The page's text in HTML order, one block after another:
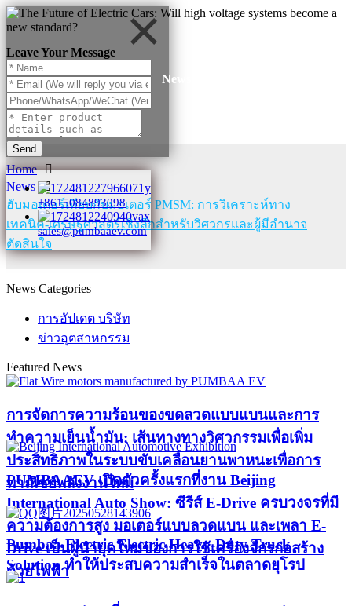
Leave Your Message
Send
+8615084893098
sales@pumbaaev.com
News
Home
News
ฮับมอเตอร์เทียบกับมอเตอร์ PMSM: การวิเคราะห์ทาง
เทคนิค-เศรษฐศาสตร์เชิงลึกสำหรับวิศวกรและผู้มีอำนาจ
ตัดสินใจ
News Categories
การอัปเดต บริษัท
ข่าวอุตสาหกรรม
Featured News
การจัดการความร้อนของขดลวดแบบแบนและการ
ทำความเย็นน้ำมัน: เส้นทางทางวิศวกรรมเพื่อเพิ่ม
ประสิทธิภาพในระบบขับเคลื่อนยานพาหนะเพื่อการ
พาณิชย์พลังงานใหม่
PUMBAAEV เปิดตัวครั้งแรกที่งาน Beijing
International Auto Show: ซีรีส์ E-Drive ครบวงจรที่มี
ความต้องการสูง มอเตอร์แบบลวดแบน และเพลา E-
Drive เป็นผู้นำยุคใหม่ของการใช้เครื่องจักรก่อสร้าง
ด้วยไฟฟ้า
Pumbaa Electric Electric Heavy-Duty Truck
Solution ทำให้ประสบความสำเร็จในตลาดยุโรป